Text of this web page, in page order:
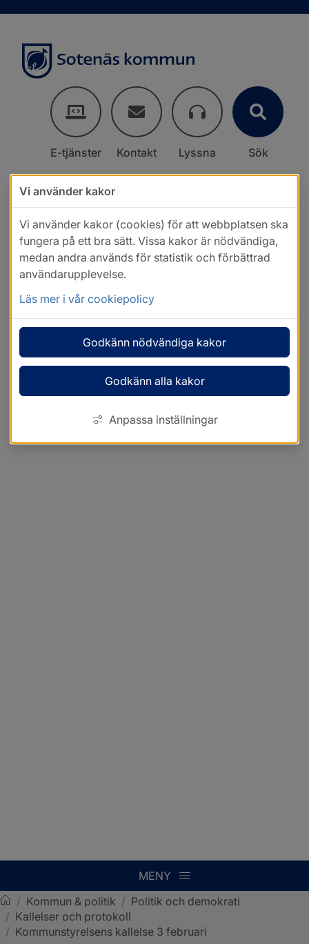
E-tjänster Kontakt Lyssna Sök
MENY
Sotenäs kommun
/ Kommun & politik / Politik och demokrati
/ Kallelser och protokoll
/ Kommunstyrelsens kallelse 3 februari
Vi använder kakor
Vi använder kakor (cookies) för att webbplatsen ska
fungera på ett bra sätt. Vissa kakor är nödvändiga,
medan andra används för statistik och förbättrad
användarupplevelse.
Läs mer i vår cookiepolicy
Godkänn nödvändiga kakor
Godkänn alla kakor
Anpassa inställningar